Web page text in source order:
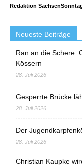
Redaktion SachsenSonntag
Neueste Beiträge
Ran an die Schere:
Kössern
28. Juli 2026
Gesperrte Brücke
28. Juli 2026
Der
28. Juli 2026
Christian Kaupke